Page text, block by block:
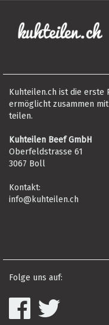
Kuhteilen.ch ist die erste
ermöglicht zusammen
teilen.
Kuhteilen Beef GmbH
Oberfeldstrasse 61
3067 Boll
Kontakt:
info@kuhteilen.ch
Folge uns auf: